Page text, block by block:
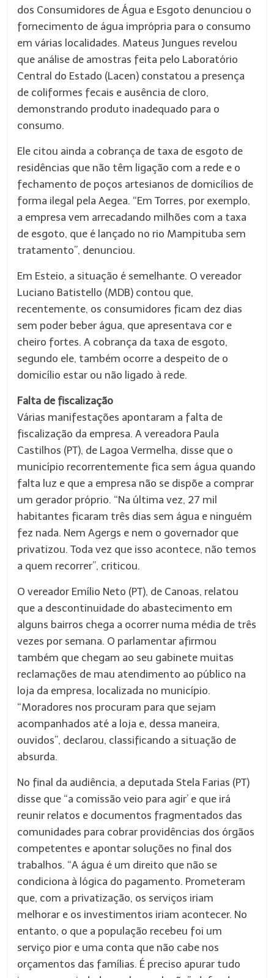
dos Consumidores de Água e Esgoto denunciou o
fornecimento de água imprópria para o consumo
em várias localidades. Mateus Jungues revelou
que análise de amostras feita pelo Laboratório
Central do Estado (Lacen) constatou a presença
de coliformes fecais e ausência de cloro,
demonstrando produto inadequado para o
consumo.
Ele citou ainda a cobrança de taxa de esgoto de
residências que não têm ligação com a rede e o
fechamento de poços artesianos de domicílios de
forma ilegal pela Aegea. “Em Torres, por exemplo,
a empresa vem arrecadando milhões com a taxa
de esgoto, que é lançado no rio Mampituba sem
tratamento”, denunciou.
Em Esteio, a situação é semelhante. O vereador
Luciano Batistello (MDB) contou que,
recentemente, os consumidores ficam dez dias
sem poder beber água, que apresentava cor e
cheiro fortes. A cobrança da taxa de esgoto,
segundo ele, também ocorre a despeito de o
domicílio estar ou não ligado à rede.
Falta de fiscalização
Várias manifestações apontaram a falta de
fiscalização da empresa. A vereadora Paula
Castilhos (PT), de Lagoa Vermelha, disse que o
município recorrentemente fica sem água quando
falta luz e que a empresa não se dispõe a comprar
um gerador próprio. “Na última vez, 27 mil
habitantes ficaram três dias sem água e ninguém
fez nada. Nem Agergs e nem o governador que
privatizou. Toda vez que isso acontece, não temos
a quem recorrer”, criticou.
O vereador Emílio Neto (PT), de Canoas, relatou
que a descontinuidade do abastecimento em
alguns bairros chega a ocorrer numa média de três
vezes por semana. O parlamentar afirmou
também que chegam ao seu gabinete muitas
reclamações de mau atendimento ao público na
loja da empresa, localizada no município.
“Moradores nos procuram para que sejam
acompanhados até a loja e, dessa maneira,
ouvidos”, declarou, classificando a situação de
absurda.
No final da audiência, a deputada Stela Farias (PT)
disse que “a comissão veio para agir’ e que irá
reunir relatos e documentos fragmentados das
comunidades para cobrar providências dos órgãos
competentes e apontar soluções no final dos
trabalhos. “A água é um direito que não se
condiciona à lógica do pagamento. Prometeram
que, com a privatização, os serviços iriam
melhorar e os investimentos iriam acontecer. No
entanto, o que a população recebeu foi um
serviço pior e uma conta que não cabe nos
orçamentos das famílias. É preciso apurar tudo